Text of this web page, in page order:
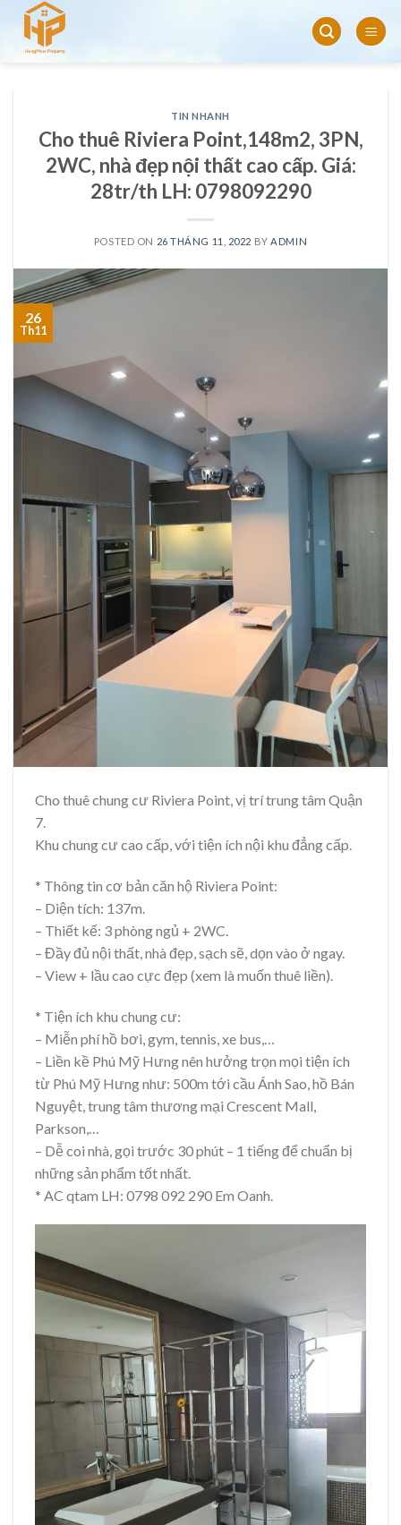
Skip
content
TIN NHANH
Cho thuê Riviera Point,148m2, 3PN,
2WC, nhà đẹp nội thất cao cấp. Giá:
28tr/th LH: 0798092290
POSTED ON 26 THÁNG 11, 2022 BY ADMIN
26
Th11
Cho thuê chung cư Riviera Point, vị trí trung tâm Quận
7.
Khu chung cư cao cấp, với tiện ích nội khu đẳng cấp.
* Thông tin cơ bản căn hộ Riviera Point:
– Diện tích: 137m.
– Thiết kế: 3 phòng ngủ + 2WC.
– Đầy đủ nội thất, nhà đẹp, sạch sẽ, dọn vào ở ngay.
– View + lầu cao cực đẹp (xem là muốn thuê liền).
* Tiện ích khu chung cư:
– Miễn phí hồ bơi, gym, tennis, xe bus,…
– Liền kề Phú Mỹ Hưng nên hưởng trọn mọi tiện ích
từ Phú Mỹ Hưng như: 500m tới cầu Ánh Sao, hồ Bán
Nguyệt, trung tâm thương mại Crescent Mall,
Parkson,…
– Dễ coi nhà, gọi trước 30 phút – 1 tiếng để chuẩn bị
những sản phẩm tốt nhất.
* AC qtam LH: 0798 092 290 Em Oanh.